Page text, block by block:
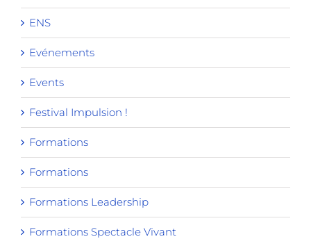
ENS
Evénements
Events
Festival Impulsion !
Formations
Formations
Formations Leadership
Formations Spectacle Vivant